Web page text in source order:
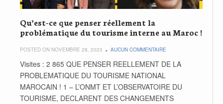
Qu’est-ce que penser réellement la
problématique du tourisme interne au Maroc !
POSTED ON NOVEMBRE 28, 2023 AUCUN COMMENTAIRE
Visites : 2 865 QUE PENSER REELLEMENT DE LA
PROBLEMATIQUE DU TOURISME NATIONAL
MAROCAIN ! 1 – L’ONMT ET L’OBSERVATOIRE DU
TOURISME, DECLARENT DES CHANGEMENTS